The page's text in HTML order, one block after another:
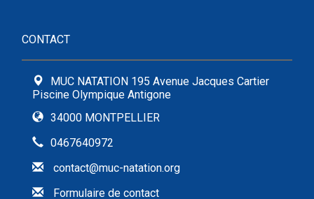
CONTACT
MUC NATATION 195 Avenue Jacques Cartier
Piscine Olympique Antigone
34000 MONTPELLIER
0467640972
contact@muc-natation.org
Formulaire de contact